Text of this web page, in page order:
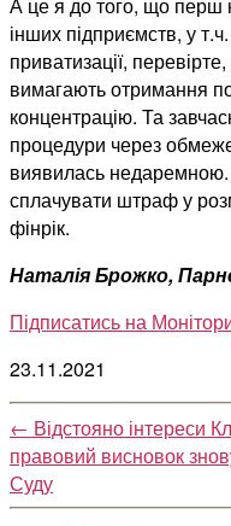
інших підприємств, у
приватизації,
вимагають отримання
концентрацію. Та
процедури через
виявилась
сплачувати штраф у
фінрік.
Наталія Брожко,
Підписатись на
23.11.2021
← Відстояно інтереси
правовий висновок
Суду